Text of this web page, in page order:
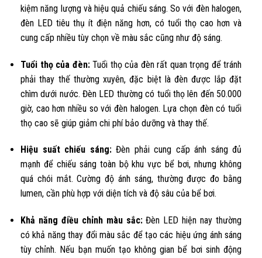
kiệm năng lượng và hiệu quả chiếu sáng. So với đèn halogen,
đèn LED tiêu thụ ít điện năng hơn, có tuổi thọ cao hơn và
cung cấp nhiều tùy chọn về màu sắc cũng như độ sáng.
Tuổi thọ của đèn: Tuổi thọ của đèn rất quan trọng để tránh
phải thay thế thường xuyên, đặc biệt là đèn được lắp đặt
chìm dưới nước. Đèn LED thường có tuổi thọ lên đến 50.000
giờ, cao hơn nhiều so với đèn halogen. Lựa chọn đèn có tuổi
thọ cao sẽ giúp giảm chi phí bảo dưỡng và thay thế.
Hiệu suất chiếu sáng: Đèn phải cung cấp ánh sáng đủ
mạnh để chiếu sáng toàn bộ khu vực bể bơi, nhưng không
quá chói mắt. Cường độ ánh sáng, thường được đo bằng
lumen, cần phù hợp với diện tích và độ sâu của bể bơi.
Khả năng điều chỉnh màu sắc:Đèn LED hiện nay thường
có khả năng thay đổi màu sắc để tạo các hiệu ứng ánh sáng
tùy chỉnh. Nếu bạn muốn tạo không gian bể bơi sinh động